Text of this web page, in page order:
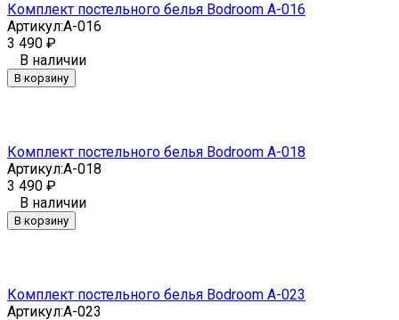
Комплект постельного белья Bodroom A-016
Артикул:A-016
3 490 ₽
В наличии
В корзину
Комплект постельного белья Bodroom A-018
Артикул:A-018
3 490 ₽
В наличии
В корзину
Комплект постельного белья Bodroom A-023
Артикул:A-023